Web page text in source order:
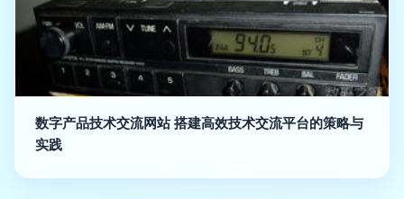
数字产品技术交流网站 搭建高效技术交流平台的策略与
实践